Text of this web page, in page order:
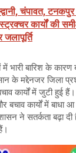
चंपावत,
कार्यों की
जलापूर्ति
में भारी बारिश के
के मद्देनजर जिला
कार्यों में जुटी हुई हैं।
बचाव कार्यों में बाधा
ने सतर्कता बढ़ा